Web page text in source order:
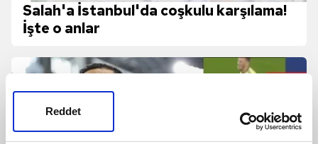
Reddet
Salah'a İstanbul'da coşkulu karşılama!
İşte o anlar